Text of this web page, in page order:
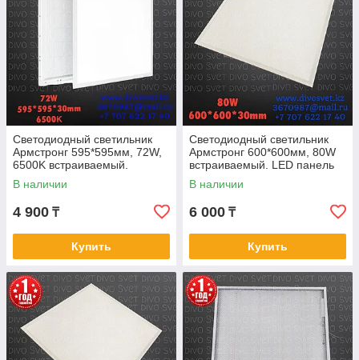
Светодиодный светильник
Армстронг 595*595мм, 72W,
6500K встраиваемый.
Светильник LED офисный
потолочный
В наличии
4 900 ₸
Купить
Светодиодный светильник
Армстронг 600*600мм, 80W
встраиваемый. LED панель
офисная потолочная
60*60см 80Вт.
В наличии
6 000 ₸
Купить